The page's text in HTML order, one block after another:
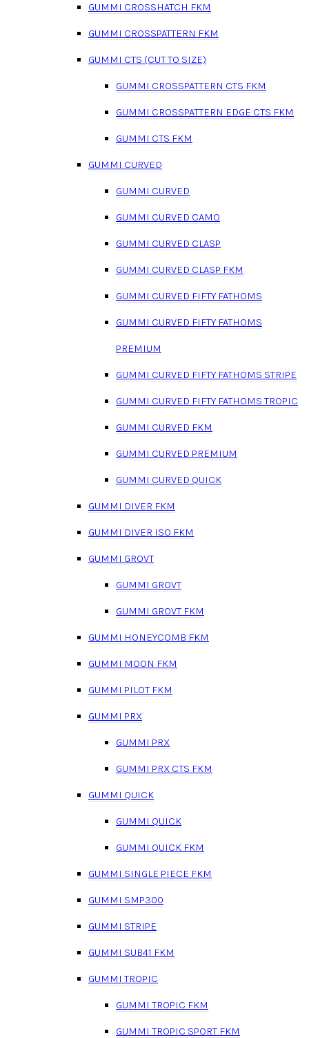
GUMMI CROSSHATCH FKM
GUMMI CROSSPATTERN FKM
GUMMI CTS (CUT TO SIZE)
GUMMI CROSSPATTERN CTS FKM
GUMMI CROSSPATTERN EDGE CTS FKM
GUMMI CTS FKM
GUMMI CURVED
GUMMI CURVED
GUMMI CURVED CAMO
GUMMI CURVED CLASP
GUMMI CURVED CLASP FKM
GUMMI CURVED FIFTY FATHOMS
GUMMI CURVED FIFTY FATHOMS
PREMIUM
GUMMI CURVED FIFTY FATHOMS STRIPE
GUMMI CURVED FIFTY FATHOMS TROPIC
GUMMI CURVED FKM
GUMMI CURVED PREMIUM
GUMMI CURVED QUICK
GUMMI DIVER FKM
GUMMI DIVER ISO FKM
GUMMI GROVT
GUMMI GROVT
GUMMI GROVT FKM
GUMMI HONEYCOMB FKM
GUMMI MOON FKM
GUMMI PILOT FKM
GUMMI PRX
GUMMI PRX
GUMMI PRX CTS FKM
GUMMI QUICK
GUMMI QUICK
GUMMI QUICK FKM
GUMMI SINGLE PIECE FKM
GUMMI SMP300
GUMMI STRIPE
GUMMI SUB41 FKM
GUMMI TROPIC
GUMMI TROPIC FKM
GUMMI TROPIC SPORT FKM